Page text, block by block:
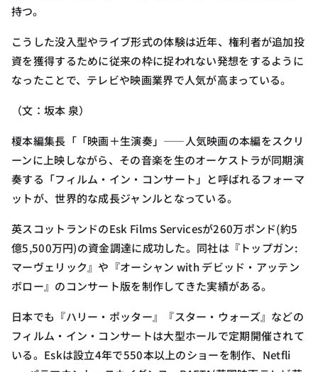
持つ。
こうした没入型やライブ形式の体験は近年、権利者が追加投
資を獲得するために従来の枠に捉われない発想をするように
なったことで、テレビや映画業界で人気が高まっている。
（文：坂本 泉）
榎本編集長「「映画＋生演奏」——人気映画の本編をスクリ
ーンに上映しながら、その音楽を生のオーケストラが同期演
奏する「フィルム・イン・コンサート」と呼ばれるフォーマ
ットが、世界的な成長ジャンルとなっている。
英スコットランドのEsk Films Servicesが260万ポンド(約5
億5,500万円)の資金調達に成功した。同社は『トップガン:
マーヴェリック』や『オーシャン with デビッド・アッテン
ボロー』のコンサート版を制作してきた実績がある。
日本でも『ハリー・ポッター』『スター・ウォーズ』などの
フィルム・イン・コンサートは大型ホールで定期開催されて
いる。Eskは設立4年で550本以上のショーを制作、Netfli